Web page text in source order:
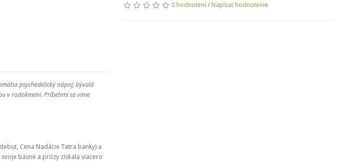
psychedelický nápoj; bývalá
v rodokmeni. Príbehmi sa vinie
Cena Nadácie Tatra banky) a
básne a prózy získala viacero
0 hodnotení/ Napísať hodnotenie